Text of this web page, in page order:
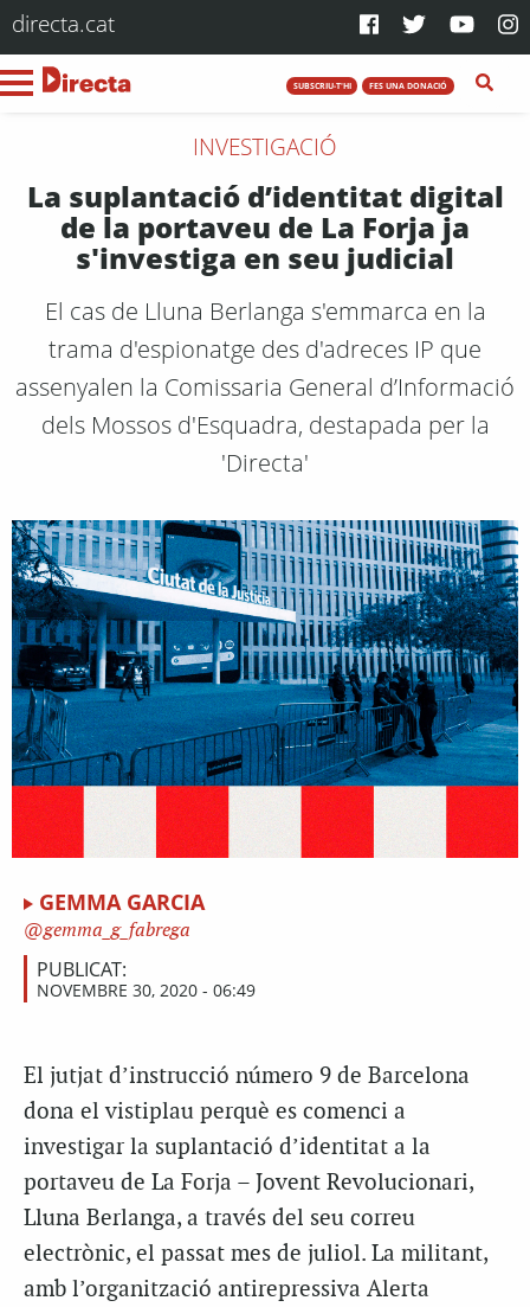
directa.cat
SUBSCRIU-T'HI FES UNA DONACIÓ
INVESTIGACIÓ
La suplantació d’identitat digital
de la portaveu de La Forja ja
s'investiga en seu judicial
El cas de Lluna Berlanga s'emmarca en la
trama d'espionatge des d'adreces IP que
assenyalen la Comissaria General d’Informació
dels Mossos d'Esquadra, destapada per la
'Directa'
GEMMA GARCIA
gemma_g_fabrega
PUBLICAT:
NOVEMBRE 30, 2020 - 06:49
El jutjat d’instrucció número 9 de Barcelona
dona el vistiplau perquè es comenci a
investigar la suplantació d’identitat a la
portaveu de La Forja – Jovent Revolucionari,
Lluna Berlanga, a través del seu correu
electrònic, el passat mes de juliol. La militant,
amb l’organització antirepressiva Alerta